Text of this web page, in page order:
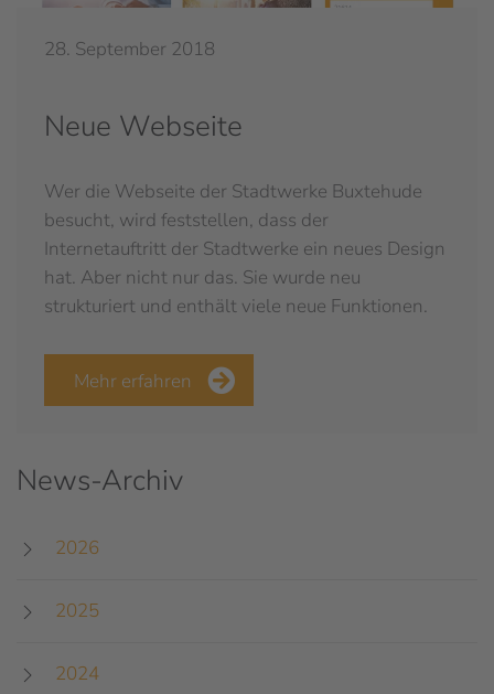
28. September 2018
Neue Webseite
Wer die Webseite der Stadtwerke Buxtehude
besucht, wird feststellen, dass der
Internetauftritt der Stadtwerke ein neues Design
hat. Aber nicht nur das. Sie wurde neu
strukturiert und enthält viele neue Funktionen.
Mehr erfahren
News-Archiv
2026
2025
2024